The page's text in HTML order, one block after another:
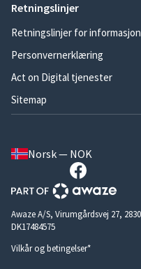
Retningslinjer
Retningslinjer for
Personvernerklæring
Act on Digital tjenester
Sitemap
Norsk — NOK
Awaze A/S, Virumgårdsvej 27,
DK17484575
Vilkår og betingelser*